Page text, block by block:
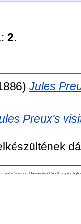
2.
Jules
Preux's
Science , University of Southampton